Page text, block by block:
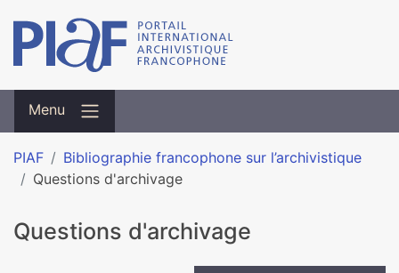
Menu
PIAF
Bibliographie francophone sur l’archivistique
Questions d'archivage
Questions d'archivage